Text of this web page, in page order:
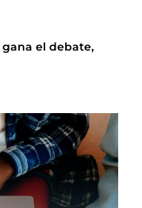
el debate,